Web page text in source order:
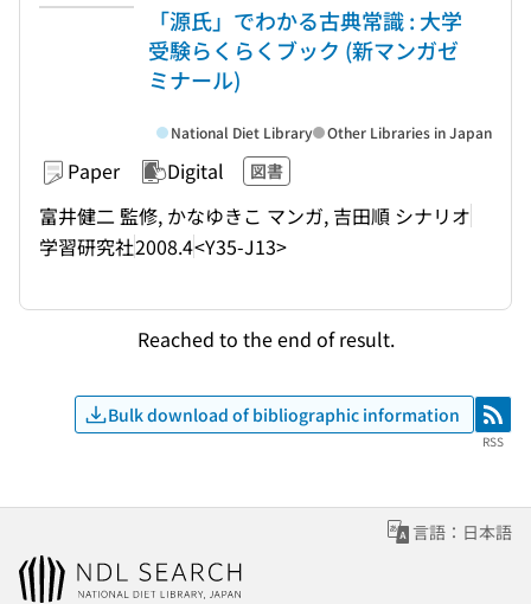
「源氏」でわかる古典常識 : 大学
受験らくらくブック (新マンガゼ
ミナール)
Paper Digital 図書
富井健二 監修, かなゆきこ マンガ, 吉田順 シナリオ
学習研究社2008.4<Y35-J13>
National Diet Library Other Libraries in Japan
Reached to the end of result.
Bulk download of bibliographic information RSS
RSS
言語：日本語